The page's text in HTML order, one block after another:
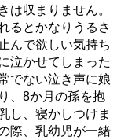
は収まりません。
るとかなりうるさ
んで欲しい気持ち
泣かせてしまった
でない泣き声に娘
、8か月の孫を抱
し、寝かしつけま
際、乳幼児が一緒